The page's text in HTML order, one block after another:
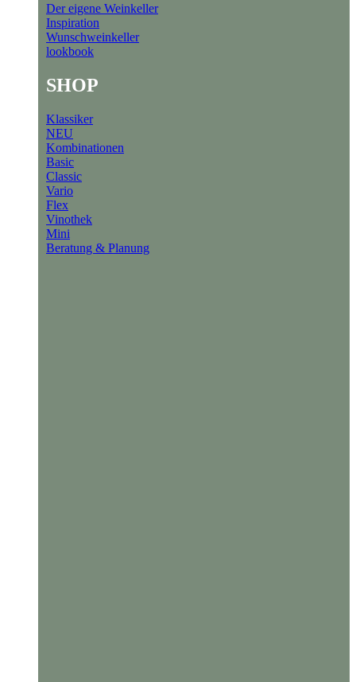
Der eigene Weinkeller
Inspiration
Wunschweinkeller
lookbook
SHOP
Klassiker
NEU
Kombinationen
Basic
Classic
Vario
Flex
Vinothek
Mini
Beratung & Planung